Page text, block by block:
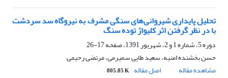
تحلیل پایداری شیروانی‌های سنگی مشرف به نیروگاه سد سردشت
با در نظر گرفتن اثر کلیواژ توده سنگ
دوره 5، شماره 1 و 2، شهریور 1391، صفحه
17-26
حسن بخشنده امنیه، سعید طایی سمیرمی، مرتضی رحیمی
مشاهده مقاله
اصل مقاله 805.85 K